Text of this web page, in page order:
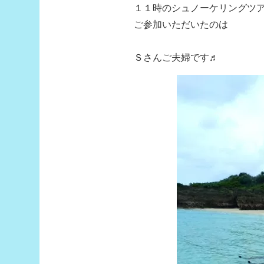
１１時のシュノーケリングツ
ご参加いただいたのは
Ｓさんご夫婦です♬